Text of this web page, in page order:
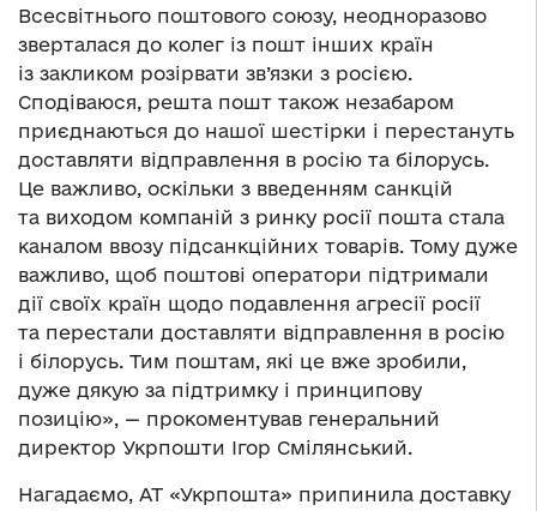
Всесвітнього поштового союзу, неодноразово
зверталася до колег із пошт інших країн
із закликом розірвати зв’язки з росією.
Сподіваюся, решта пошт також незабаром
приєднаються до нашої шестірки і перестануть
доставляти відправлення в росію та білорусь.
Це важливо, оскільки з введенням санкцій
та виходом компаній з ринку росії пошта стала
каналом ввозу підсанкційних товарів. Тому дуже
важливо, щоб поштові оператори підтримали
дії своїх країн щодо подавлення агресії росії
та перестали доставляти відправлення в росію
і білорусь. Тим поштам, які це вже зробили,
дуже дякую за підтримку і принципову
позицію», — прокоментував генеральний
директор Укрпошти Ігор Смілянський.
Нагадаємо, АТ «Укрпошта» припинила доставку